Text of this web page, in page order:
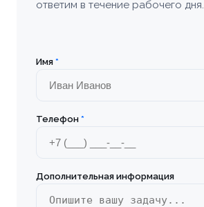
ответим в течение рабочего дня.
Имя *
Телефон *
Дополнительная информация